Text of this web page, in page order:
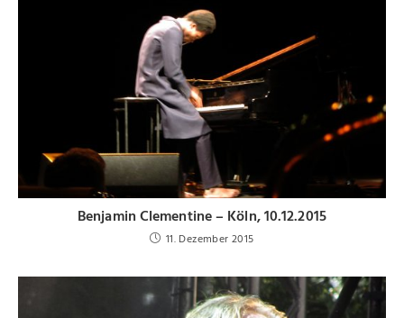
Benjamin Clementine – Köln, 10.12.2015
11. Dezember 2015